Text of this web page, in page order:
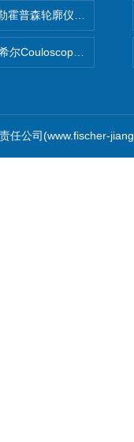
霍普森轮廓仪|TAYLOR
尔Couloscope CMS2电
任公司(www.fischer-